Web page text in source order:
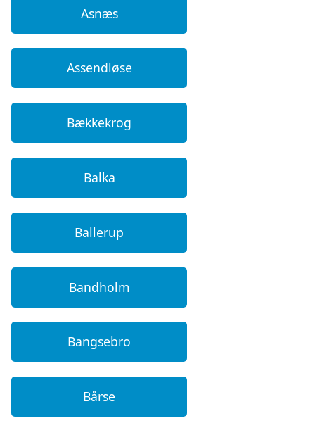
Asnæs
Assendløse
Bækkekrog
Balka
Ballerup
Bandholm
Bangsebro
Bårse